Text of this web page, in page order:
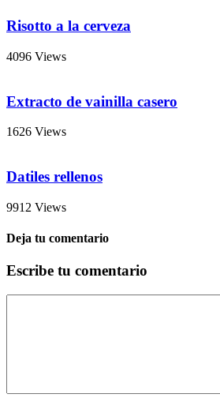
Risotto a la cerveza
4096 Views
Extracto de vainilla casero
1626 Views
Datiles rellenos
9912 Views
Deja tu comentario
Escribe tu comentario